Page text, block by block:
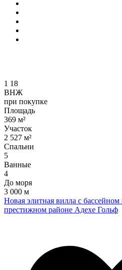
1 18
ВНЖ
при покупке
Площадь
369 м²
Участок
2 527 м²
Спальни
5
Ванные
4
До моря
3 000 м
Новая элитная вилла с
престижном районе Адехе Гольф